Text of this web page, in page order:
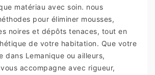
matériau avec soin. nous
pour éliminer mousses,
noires et dépôts tenaces, tout en
de votre habitation. Que votre
dans Lemanique ou ailleurs,
accompagne avec rigueur,